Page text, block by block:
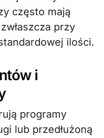
często mają
przy
ilości.
i
programy
lub przedłużoną